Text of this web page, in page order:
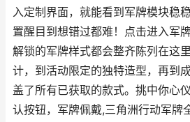
入定制界面，就能看到军牌模块稳
置醒目到想错过都难！点击进入军
解锁的军牌样式都会整齐陈列在这
计，到活动限定的独特造型，再到
盖了所有已获取的款式。挑中你心
认按钮，军牌佩戴,三角洲行动军牌